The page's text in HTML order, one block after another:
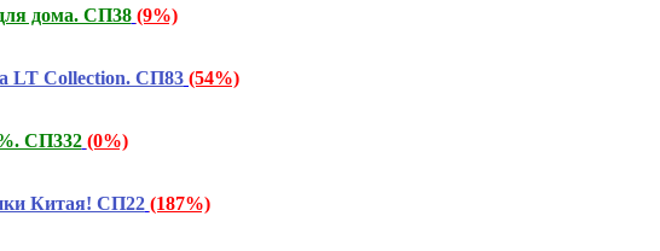
дома. СП38 (9%)
Collection. СП83 (54%)
СП332 (0%)
Китая! СП22 (187%)